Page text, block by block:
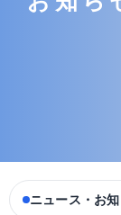
ニュース・お